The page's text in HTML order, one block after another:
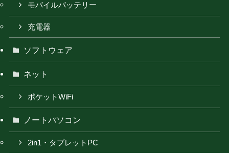
モバイルバッテリー
充電器
ソフトウェア
ネット
ポケットWiFi
ノートパソコン
2in1・タブレットPC